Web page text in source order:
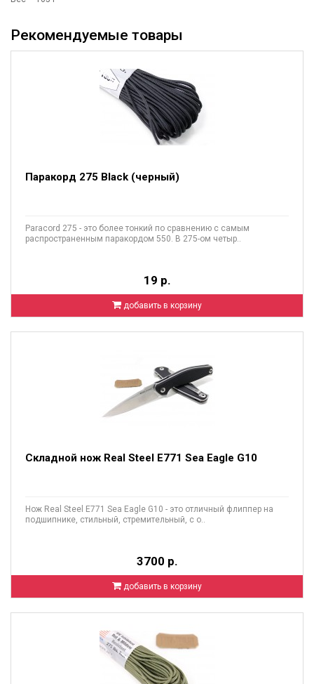
Рекомендуемые товары
Паракорд 275 Black (черный)
Paracord 275 - это более тонкий по сравнению с самым
распространенным паракордом 550. В 275-ом четыр..
19 р.
добавить в корзину
Складной нож Real Steel E771 Sea Eagle G10
Нож Real Steel E771 Sea Eagle G10 - это отличный флиппер на
подшипнике, стильный, стремительный, с о..
3700 р.
добавить в корзину